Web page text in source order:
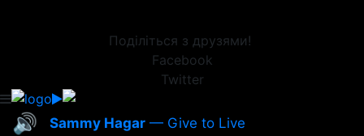
Поділіться з друзями!
Facebook
Twitter
🔊 Sammy Hagar — Give to Live